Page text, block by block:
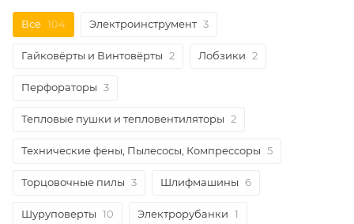
Все 104 Электроинструмент 3
Гайковёрты и Винтовёрты 2 Лобзики 2
Перфораторы 3
Тепловые пушки и тепловентиляторы 2
Технические фены, Пылесосы, Компрессоры 5
Торцовочные пилы 3 Шлифмашины 6
Шуруповерты 10 Электрорубанки 1